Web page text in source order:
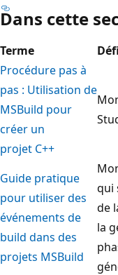
Dans cette
Terme
Procédure pas à
pas : Utilisation de
MSBuild pour
créer un
projet C++
Guide pratique
pour utiliser des
événements de
build dans des
projets MSBuild
qui
de
la